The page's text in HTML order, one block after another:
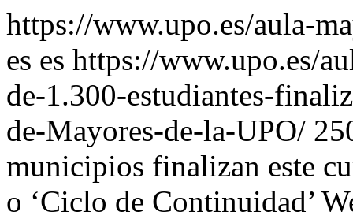
https://www.upo.es/aula-
es es https://www.upo.es/
de-1.300-estudiantes-
de-Mayores-de-la-UPO/
municipios finalizan este
o ‘Ciclo de Continuidad’